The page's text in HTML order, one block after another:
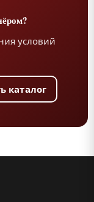
условий
каталог